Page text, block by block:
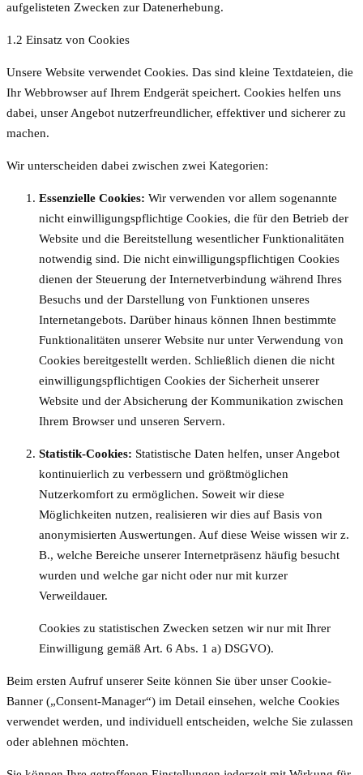
aufgelisteten Zwecken zur Datenerhebung.
1.2 Einsatz von Cookies
Unsere Website verwendet Cookies. Das sind kleine Textdateien, die
Ihr Webbrowser auf Ihrem Endgerät speichert. Cookies helfen uns
dabei, unser Angebot nutzerfreundlicher, effektiver und sicherer zu
machen.
Wir unterscheiden dabei zwischen zwei Kategorien:
Essenzielle Cookies: Wir verwenden vor allem sogenannte
nicht einwilligungspflichtige Cookies, die für den Betrieb der
Website und die Bereitstellung wesentlicher Funktionalitäten
notwendig sind. Die nicht einwilligungspflichtigen Cookies
dienen der Steuerung der Internetverbindung während Ihres
Besuchs und der Darstellung von Funktionen unseres
Internetangebots. Darüber hinaus können Ihnen bestimmte
Funktionalitäten unserer Website nur unter Verwendung von
Cookies bereitgestellt werden. Schließlich dienen die nicht
einwilligungspflichtigen Cookies der Sicherheit unserer
Website und der Absicherung der Kommunikation zwischen
Ihrem Browser und unseren Servern.
Statistik-Cookies: Statistische Daten helfen, unser Angebot
kontinuierlich zu verbessern und größtmöglichen
Nutzerkomfort zu ermöglichen. Soweit wir diese
Möglichkeiten nutzen, realisieren wir dies auf Basis von
anonymisierten Auswertungen. Auf diese Weise wissen wir z.
B., welche Bereiche unserer Internetpräsenz häufig besucht
wurden und welche gar nicht oder nur mit kurzer
Verweildauer.
Cookies zu statistischen Zwecken setzen wir nur mit Ihrer
Einwilligung gemäß Art. 6 Abs. 1 a) DSGVO).
Beim ersten Aufruf unserer Seite können Sie über unser Cookie-
Banner („Consent-Manager“) im Detail einsehen, welche Cookies
verwendet werden, und individuell entscheiden, welche Sie zulassen
oder ablehnen möchten.